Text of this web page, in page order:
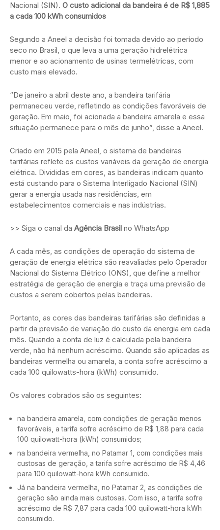
Nacional (SIN). O custo adicional da bandeira é de R$ 1,885
a cada 100 kWh consumidos
Segundo a Aneel a decisão foi tomada devido ao período
seco no Brasil, o que leva a uma geração hidrelétrica
menor e ao acionamento de usinas termelétricas, com
custo mais elevado.
“De janeiro a abril deste ano, a bandeira tarifária
permaneceu verde, refletindo as condições favoráveis de
geração. Em maio, foi acionada a bandeira amarela e essa
situação permanece para o mês de junho”, disse a Aneel.
Criado em 2015 pela Aneel, o sistema de bandeiras
tarifárias reflete os custos variáveis da geração de energia
elétrica. Divididas em cores, as bandeiras indicam quanto
está custando para o Sistema Interligado Nacional (SIN)
gerar a energia usada nas residências, em
estabelecimentos comerciais e nas indústrias.
>> Siga o canal da Agência Brasil no WhatsApp
A cada mês, as condições de operação do sistema de
geração de energia elétrica são reavaliadas pelo Operador
Nacional do Sistema Elétrico (ONS), que define a melhor
estratégia de geração de energia e traça uma previsão de
custos a serem cobertos pelas bandeiras.
Portanto, as cores das bandeiras tarifárias são definidas a
partir da previsão de variação do custo da energia em cada
mês. Quando a conta de luz é calculada pela bandeira
verde, não há nenhum acréscimo. Quando são aplicadas as
bandeiras vermelha ou amarela, a conta sofre acréscimo a
cada 100 quilowatts-hora (kWh) consumido.
Os valores cobrados são os seguintes:
na bandeira amarela, com condições de geração menos
favoráveis, a tarifa sofre acréscimo de R$ 1,88 para cada
100 quilowatt-hora (kWh) consumidos;
na bandeira vermelha, no Patamar 1, com condições mais
custosas de geração, a tarifa sofre acréscimo de R$ 4,46
para 100 quilowatt-hora kWh consumido.
Já na bandeira vermelha, no Patamar 2, as condições de
geração são ainda mais custosas. Com isso, a tarifa sofre
acréscimo de R$ 7,87 para cada 100 quilowatt-hora kWh
consumido.